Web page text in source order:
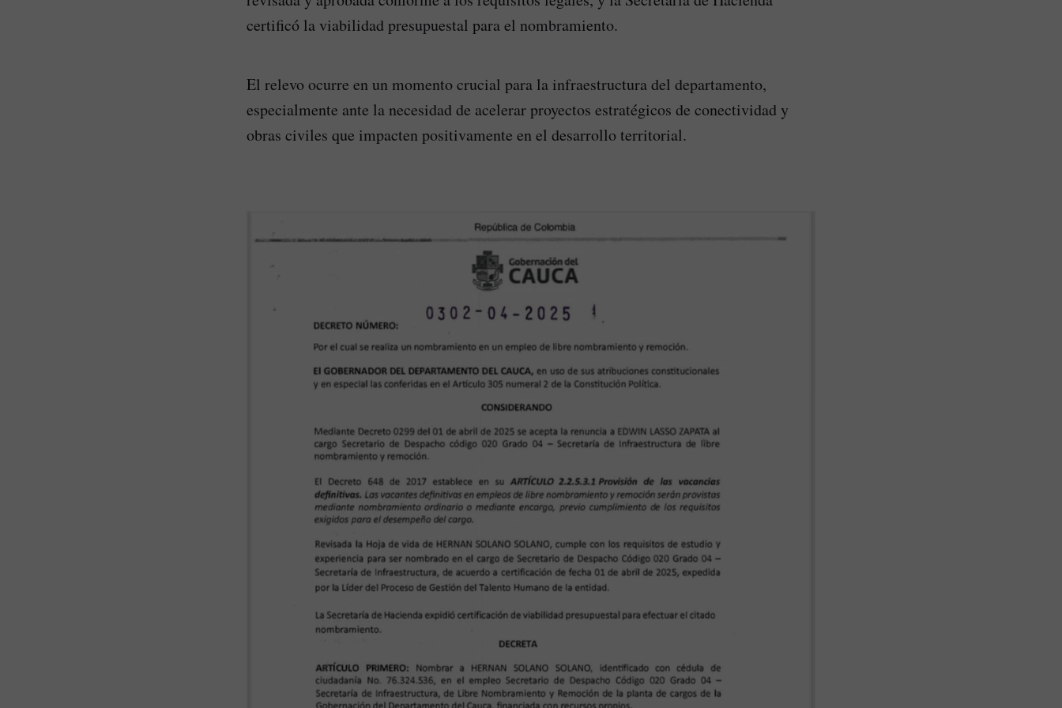
certificó la viabilidad presupuestal para el nombramiento.
El relevo ocurre en un momento crucial para la infraestructura del departamento,
especialmente ante la necesidad de acelerar proyectos estratégicos de conectividad y
obras civiles que impacten positivamente en el desarrollo territorial.